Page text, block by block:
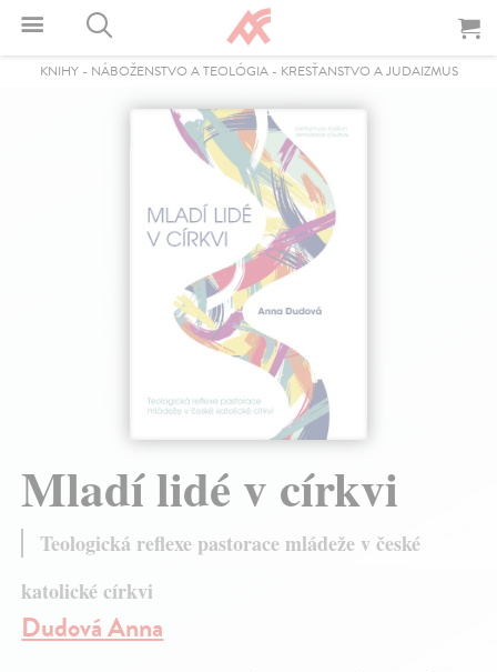
KNIHY- NÁBOŽENSTVO A TEOLÓGIA- KRESŤANSTVO A JUDAIZMUS
Mladí lidé v církvi
Teologická reflexe pastorace mládeže v české
katolické církvi
Dudová Anna